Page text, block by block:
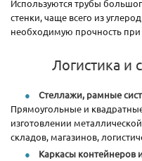
Используются трубы
стенки, чаще всего из
необходимую прочность при
Логистика и
Стеллажи, рамные
Прямоугольные и
изготовлении
складов, магазинов,
Каркасы контейнеров